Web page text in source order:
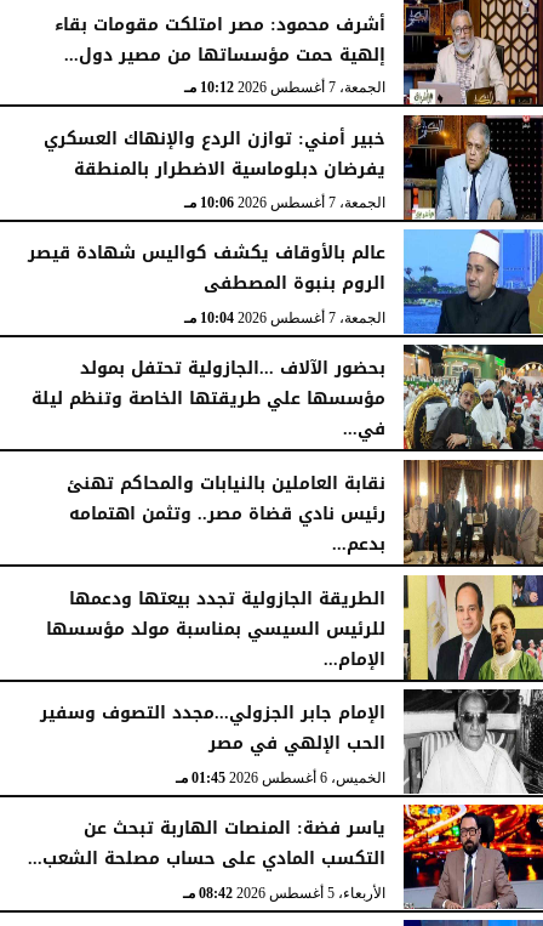
أشرف محمود: مصر امتلكت مقومات بقاء
إلهية حمت مؤسساتها من مصير دول...
الجمعة، 7 أغسطس 2026 10:12 مـ
خبير أمني: توازن الردع والإنهاك العسكري
يفرضان دبلوماسية الاضطرار بالمنطقة
الجمعة، 7 أغسطس 2026 10:06 مـ
عالم بالأوقاف يكشف كواليس شهادة قيصر
الروم بنبوة المصطفى
الجمعة، 7 أغسطس 2026 10:04 مـ
بحضور الآلاف ...الجازولية تحتفل بمولد
مؤسسها علي طريقتها الخاصة وتنظم ليلة
في...
الجمعة، 7 أغسطس 2026
نقابة العاملين بالنيابات والمحاكم تهنئ
رئيس نادي قضاة مصر.. وتثمن اهتمامه
بدعم...
الخميس، 6 أغسطس 2026
الطريقة الجازولية تجدد بيعتها ودعمها
للرئيس السيسي بمناسبة مولد مؤسسها
الإمام...
الخميس، 6 أغسطس 2026
الإمام جابر الجزولي...مجدد التصوف وسفير
الحب الإلهي في مصر
الخميس، 6 أغسطس 2026 01:45 مـ
ياسر فضة: المنصات الهاربة تبحث عن
التكسب المادي على حساب مصلحة الشعب...
الأربعاء، 5 أغسطس 2026 08:42 مـ